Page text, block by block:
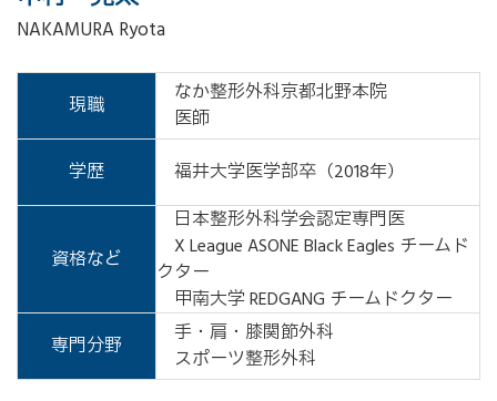
NAKAMURA Ryota
現職
なか整形外科京都北野本院
医師
学歴 福井大学医学部卒（2018年）
資格など
日本整形外科学会認定専門医
X League ASONE Black Eagles チームド
クター
甲南大学 REDGANG チームドクター
専門分野
手・肩・膝関節外科
スポーツ整形外科